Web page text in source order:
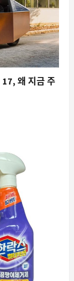
왜 지금 주